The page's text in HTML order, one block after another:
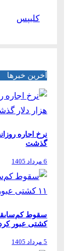
کلیپس
آخرین خبرها
گذشت
6 مرداد 1405
کشتی عبور
5 مرداد 1405